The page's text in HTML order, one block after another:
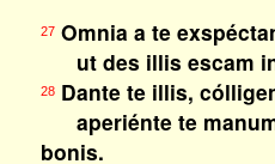
27Omnia a te
ut des illis escam
28Dante te illis,
aperiénte te
bonis.